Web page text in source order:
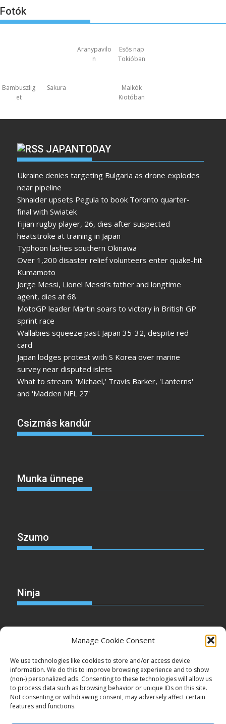
Manage Cookie Consent
We use technologies like cookies to store and/or access device
information. We do this to improve browsing experience and to show
(non-) personalized ads. Consenting to these technologies will allow us
to process data such as browsing behavior or unique IDs on this site.
Not consenting or withdrawing consent, may adversely affect certain
features and functions.
Fotók
Aranypavilo
n
Esős nap
Tokióban
Bambuszlig
et
Sakura
Maikók
Kiotóban
JAPANTODAY
Ukraine denies targeting Bulgaria as drone explodes
near pipeline
Shnaider upsets Pegula to book Toronto quarter-
final with Swiatek
Fijian rugby player, 26, dies after suspected
heatstroke at training in Japan
Typhoon lashes southern Okinawa
Over 1,200 disaster relief volunteers enter quake-hit
Kumamoto
Jorge Messi, Lionel Messi’s father and longtime
agent, dies at 68
MotoGP leader Martin soars to victory in British GP
sprint race
Wallabies squeeze past Japan 35-32, despite red
card
Japan lodges protest with S Korea over marine
survey near disputed islets
What to stream: 'Michael,' Travis Barker, 'Lanterns'
and 'Madden NFL 27'
Csizmás kandúr
Munka ünnepe
Szumo
Ninja
Cake